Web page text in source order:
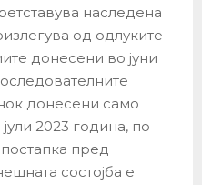
наследена
од одлуките
донесени во јуни
донесени само
2023 година, по
пред
состојба е